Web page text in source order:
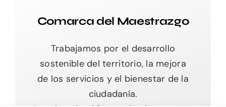
Comarca del Maestrazgo
Trabajamos por el desarrollo
sostenible del territorio, la mejora
de los servicios y el bienestar de la
ciudadanía.